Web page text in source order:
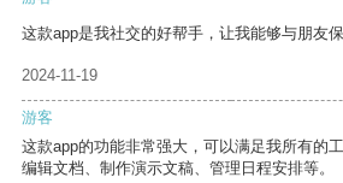
这款app是我社交的好帮手，让我能够与朋友
2024-11-19
游客
这款app的功能非常强大，可以满足我所有的
编辑文档、制作演示文稿、管理日程安排等。